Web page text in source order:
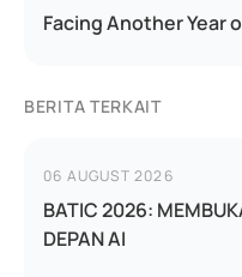
Facing Another Year
BERITA TERKAIT
06 AUGUST 2026
BATIC 2026:
DEPAN AI